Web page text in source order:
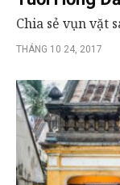
Chia sẻ vụn vặt
THÁNG 10 24, 2017